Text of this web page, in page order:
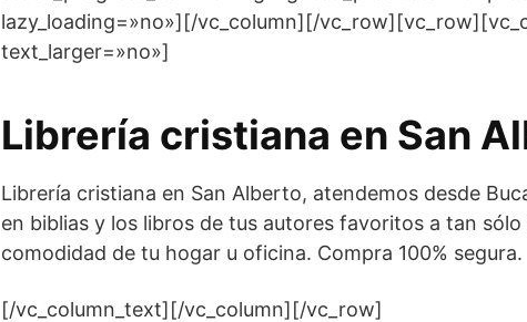
lazy_loading=»no»][/vc_column][/
text_larger=»no»]
Librería cristiana en San
Librería cristiana en San Alberto, atendemos desde
en biblias y los libros de tus autores favoritos a tan
comodidad de tu hogar u oficina. Compra 100% segura.
[/vc_column_text][/vc_column][/vc_row]